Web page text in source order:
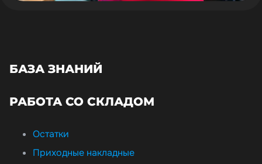
БАЗА ЗНАНИЙ
РАБОТА СО СКЛАДОМ
Остатки
Приходные накладные